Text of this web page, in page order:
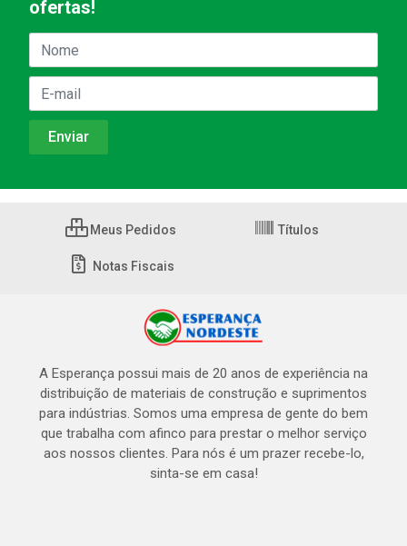
ofertas!
Meus Pedidos Títulos
Notas Fiscais
A Esperança possui mais de 20 anos de experiência na
distribuição de materiais de construção e suprimentos
para indústrias. Somos uma empresa de gente do bem
que trabalha com afinco para prestar o melhor serviço
aos nossos clientes. Para nós é um prazer recebe-lo,
sinta-se em casa!